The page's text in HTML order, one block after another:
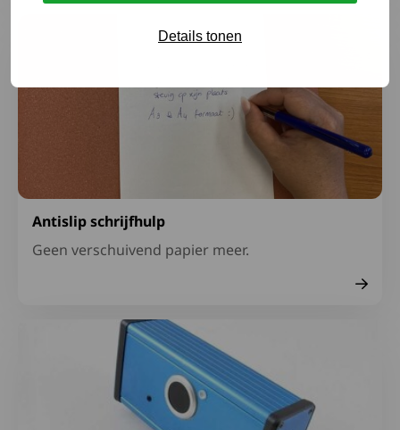
Details tonen
Antislip schrijfhulp
Geen verschuivend papier meer.
Lees meer over Bewegingsschakelaar MMS